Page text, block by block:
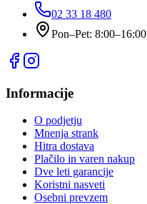
02 33 18 480
Pon–Pet: 8:00–16:00
Informacije
O podjetju
Mnenja strank
Hitra dostava
Plačilo in varen nakup
Dve leti garancije
Koristni nasveti
Osebni prevzem